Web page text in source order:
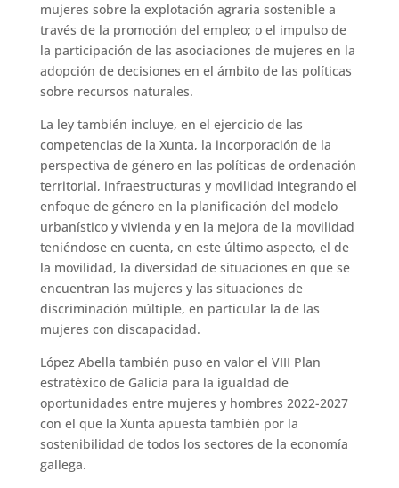
mujeres sobre la explotación agraria sostenible a
través de la promoción del empleo; o el impulso de
la participación de las asociaciones de mujeres en la
adopción de decisiones en el ámbito de las políticas
sobre recursos naturales.
La ley también incluye, en el ejercicio de las
competencias de la Xunta, la incorporación de la
perspectiva de género en las políticas de ordenación
territorial, infraestructuras y movilidad integrando el
enfoque de género en la planificación del modelo
urbanístico y vivienda y en la mejora de la movilidad
teniéndose en cuenta, en este último aspecto, el de
la movilidad, la diversidad de situaciones en que se
encuentran las mujeres y las situaciones de
discriminación múltiple, en particular la de las
mujeres con discapacidad.
López Abella también puso en valor el VIII Plan
estratéxico de Galicia para la igualdad de
oportunidades entre mujeres y hombres 2022-2027
con el que la Xunta apuesta también por la
sostenibilidad de todos los sectores de la economía
gallega.